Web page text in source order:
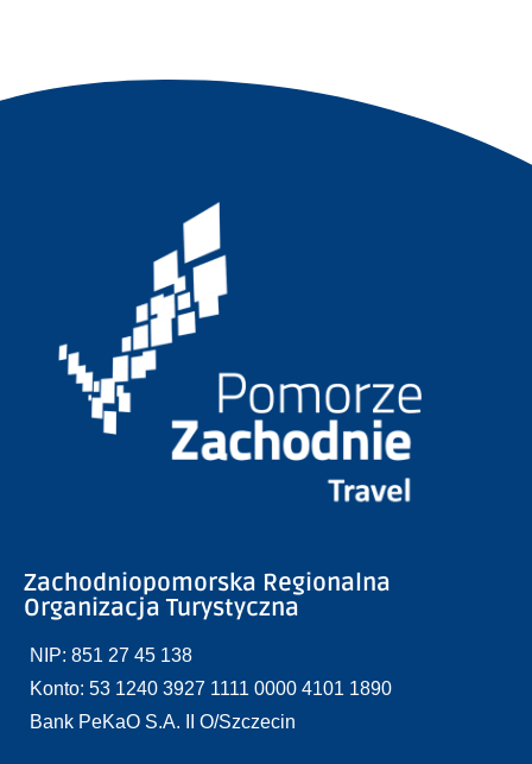
Zachodniopomorska Regionalna
Organizacja Turystyczna
NIP: 851 27 45 138
Konto: 53 1240 3927 1111 0000 4101 1890
Bank PeKaO S.A. II O/Szczecin